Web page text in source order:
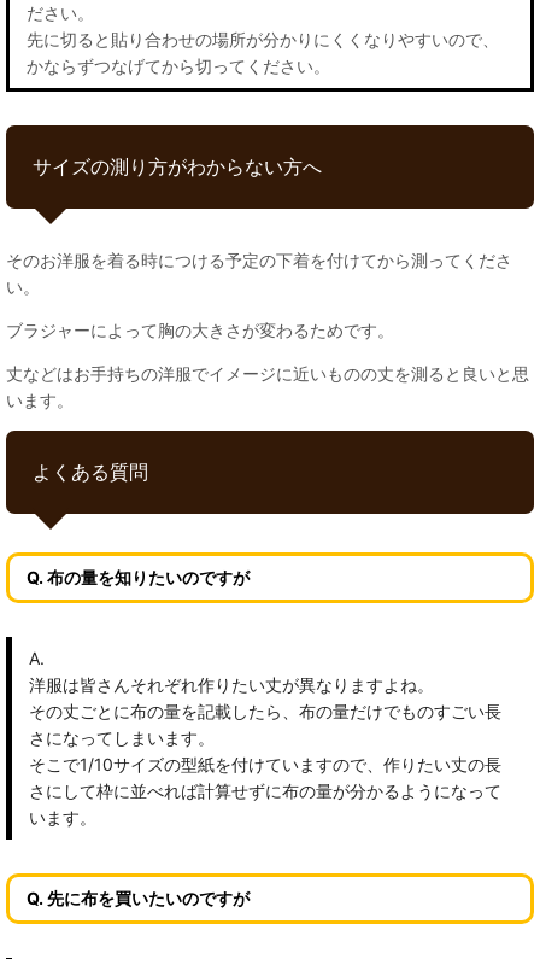
ださい。
先に切ると貼り合わせの場所が分かりにくくなりやすいので、
かならずつなげてから切ってください。
サイズの測り方がわからない方へ
そのお洋服を着る時につける予定の下着を付けてから測ってくださ
い。
ブラジャーによって胸の大きさが変わるためです。
丈などはお手持ちの洋服でイメージに近いものの丈を測ると良いと思
います。
よくある質問
Q. 布の量を知りたいのですが
A.
洋服は皆さんそれぞれ作りたい丈が異なりますよね。
その丈ごとに布の量を記載したら、布の量だけでものすごい長
さになってしまいます。
そこで1/10サイズの型紙を付けていますので、作りたい丈の長
さにして枠に並べれば計算せずに布の量が分かるようになって
います。
Q. 先に布を買いたいのですが